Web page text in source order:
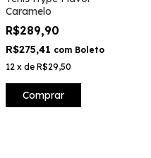
Caramelo
R$289,90
R$275,41 com Boleto
12 x de R$29,50
Comprar